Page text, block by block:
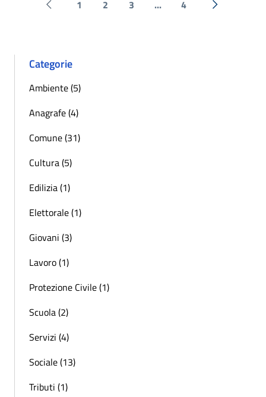
Pagina precedente
1 2 3 ... 4 Successiva
Categorie
Ambiente (5)
Anagrafe (4)
Comune (31)
Cultura (5)
Edilizia (1)
Elettorale (1)
Giovani (3)
Lavoro (1)
Protezione Civile (1)
Scuola (2)
Servizi (4)
Sociale (13)
Tributi (1)